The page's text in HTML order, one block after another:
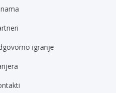
igranje